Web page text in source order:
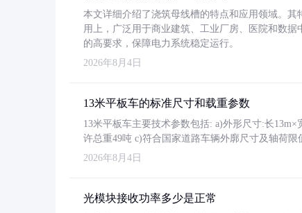
本文详细介绍了浇筑母线槽的特点和应用领域。
用上，广泛用于商业建筑、工业厂房、医院和数
的高要求，保障电力系统稳定运行。
2026年8月4日
13米平板车的标准尺寸和载重参数
13米平板车主要技术参数包括: a)外形尺寸:长
许总重49吨 c)符合国家道路车辆外廓尺寸及轴荷限
2026年8月4日
光模块接收功率多少是正常